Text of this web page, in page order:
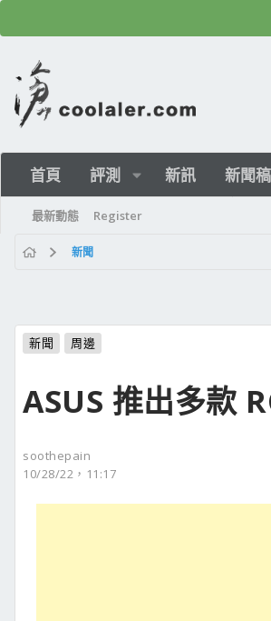
首頁 評測 新訊 新聞稿
最新動態 Register
新聞
新聞 周邊
ASUS 推出多款
soothepain
10/28/22，11:17